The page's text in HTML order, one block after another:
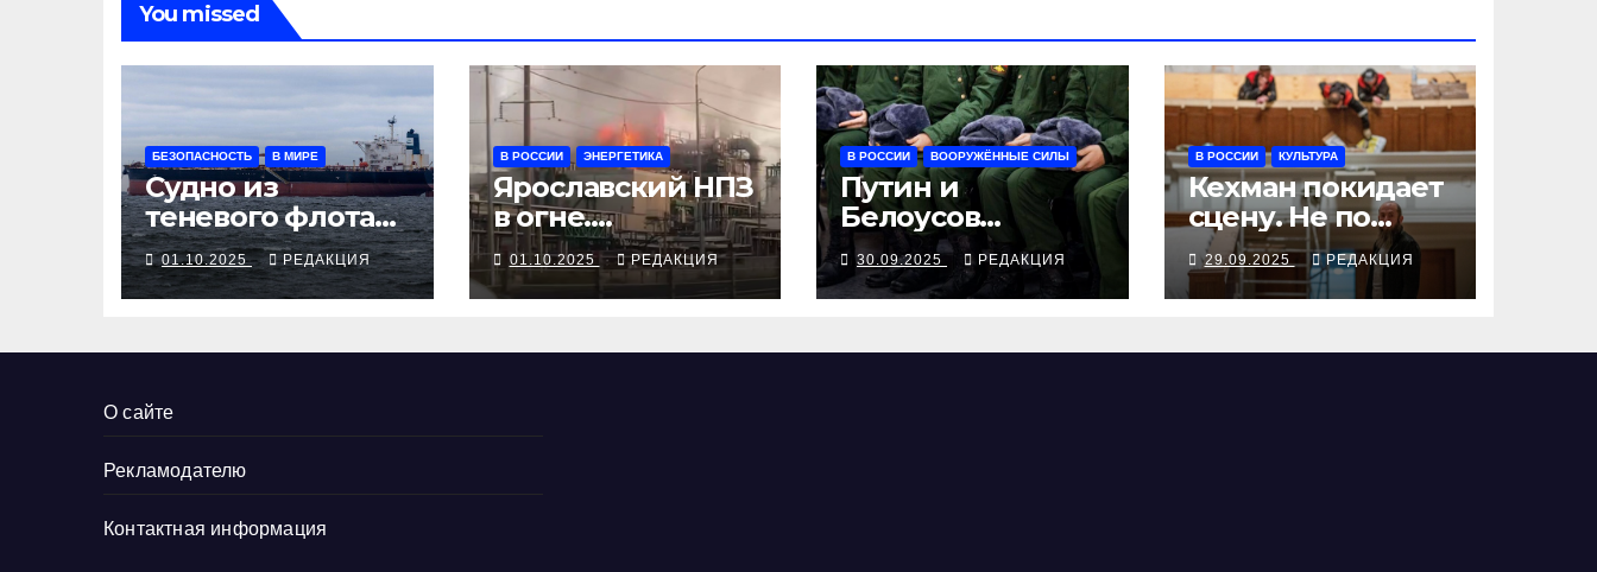
You missed
БЕЗОПАСНОСТЬ В МИРЕ
Судно из
теневого флота
РФ остановлено
у берегов
Франции
01.10.2025 РЕДАКЦИЯ
В РОССИИ ЭНЕРГЕТИКА
Ярославский НПЗ
в огне.
Официально —
не дроны
01.10.2025 РЕДАКЦИЯ
В РОССИИ ВООРУЖЁННЫЕ СИЛЫ
Путин и
Белоусов
объявили
осенний призыв
30.09.2025 РЕДАКЦИЯ
В РОССИИ КУЛЬТУРА
Кехман покидает
сцену. Не по
собственному
желанию
29.09.2025 РЕДАКЦИЯ
О сайте
Рекламодателю
Контактная информация